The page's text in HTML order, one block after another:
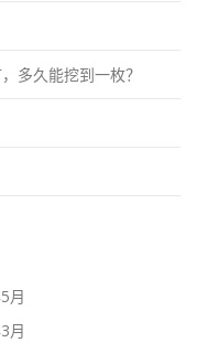
多久能挖到一枚？
月
月